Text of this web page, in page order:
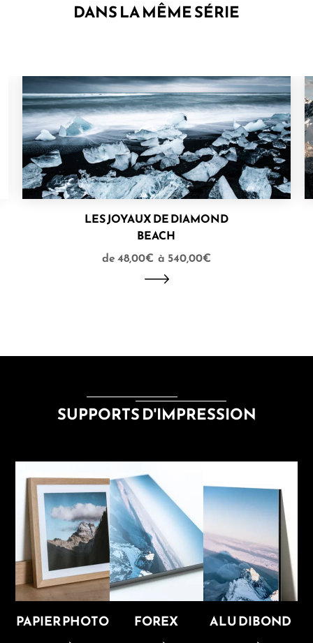
DANS LA MÊME SÉRIE
LES JOYAUX DE DIAMOND
BEACH
48,00€ – 540,00€
SUPPORTS D'IMPRESSION
PAPIER PHOTO FOREX ALU DIBOND